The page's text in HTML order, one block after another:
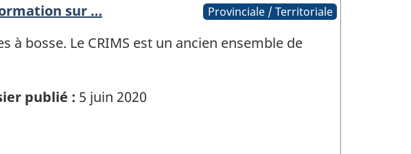
sur … Provinciale / Territoriale
bosse. Le CRIMS est un ancien ensemble de
publié : 5 juin 2020